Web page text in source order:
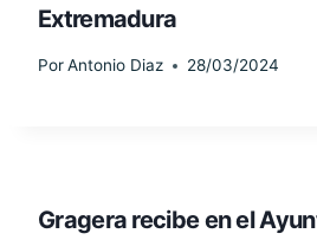
Extremadura
PorAntonio Diaz 28/03/2024
Gragera recibe en el